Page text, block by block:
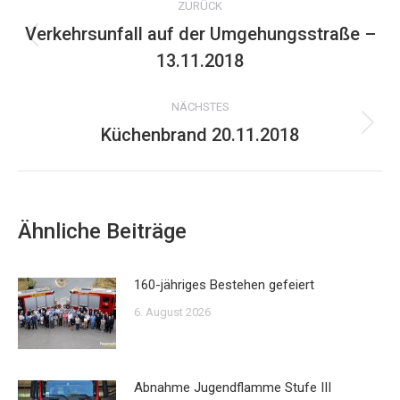
ZURÜCK
Vorheriger
Beitrag:
Verkehrsunfall auf der Umgehungsstraße –
13.11.2018
NÄCHSTES
Nächster
Küchenbrand 20.11.2018
Ähnliche Beiträge
160-jähriges Bestehen gefeiert
6. August 2026
Abnahme Jugendflamme Stufe III